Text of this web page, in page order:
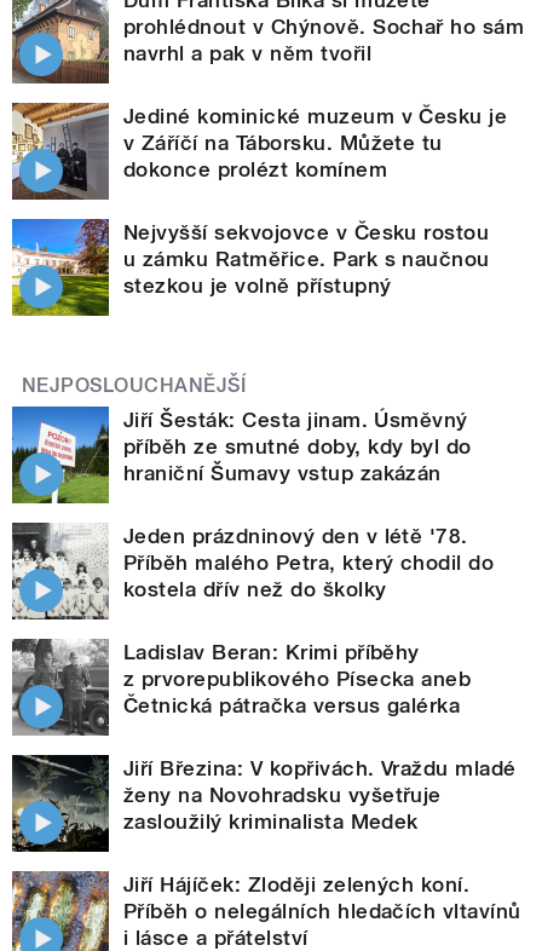
prohlédnout v Chýnově. Sochař ho sám
navrhl a pak v něm tvořil
Jediné kominické muzeum v Česku je
v Záříčí na Táborsku. Můžete tu
dokonce prolézt komínem
Nejvyšší sekvojovce v Česku rostou
u zámku Ratměřice. Park s naučnou
stezkou je volně přístupný
NEJPOSLOUCHANĚJŠÍ
Jiří Šesták: Cesta jinam. Úsměvný
příběh ze smutné doby, kdy byl do
hraniční Šumavy vstup zakázán
Jeden prázdninový den v létě '78.
Příběh malého Petra, který chodil do
kostela dřív než do školky
Ladislav Beran: Krimi příběhy
z prvorepublikového Písecka aneb
Četnická pátračka versus galérka
Jiří Březina: V kopřivách. Vraždu mladé
ženy na Novohradsku vyšetřuje
zasloužilý kriminalista Medek
Jiří Hájíček: Zloději zelených koní.
Příběh o nelegálních hledačích vltavínů
i lásce a přátelství